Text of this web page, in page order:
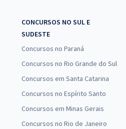
CONCURSOS NO SUL E
SUDESTE
Concursos no Paraná
Concursos no Rio Grande do Sul
Concursos em Santa Catarina
Concursos no Espírito Santo
Concursos em Minas Gerais
Concursos no Rio de Janeiro